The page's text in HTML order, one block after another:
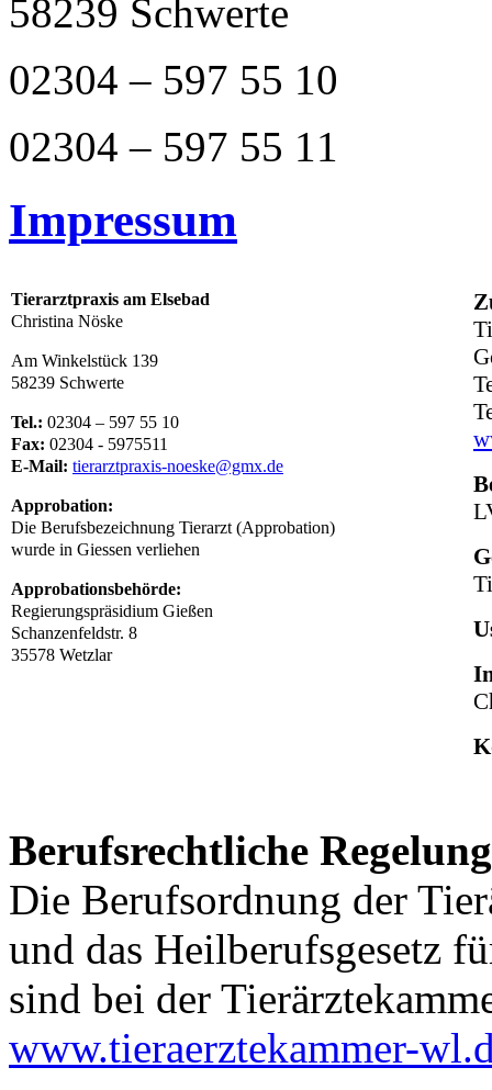
58239 Schwerte
02304 – 597 55 10
02304 – 597 55 11
Impressum
Tierarztpraxis am Elsebad
Christina Nöske
Am Winkelstück 139
58239 Schwerte
Tel.: 02304 – 597 55 10
Fax: 02304 - 5975511
E-Mail: tierarztpraxis-noeske@gmx.de
Approbation:
Die Berufsbezeichnung Tierarzt (Approbation)
wurde in Giessen verliehen
Approbationsbehörde:
Regierungspräsidium Gießen
Schanzenfeldstr. 8
35578 Wetzlar
Berufsrechtliche
Die Berufsordnung der
und das Heilberufsgesetz
sind bei der
www.tieraerztekammer-